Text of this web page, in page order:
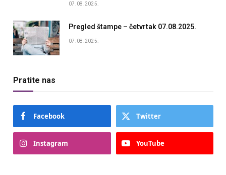
07.08.2025.
Pregled štampe – četvrtak 07.08.2025.
07.08.2025.
Pratite nas
Facebook Twitter
Instagram YouTube